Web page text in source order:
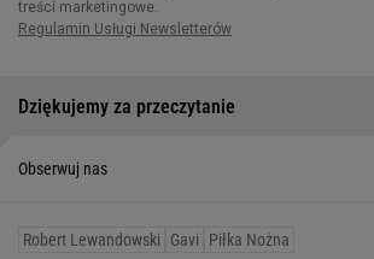
Dziękujemy za przeczytanie
Obserwuj nas
Robert Lewandowski Gavi Piłka Nożna